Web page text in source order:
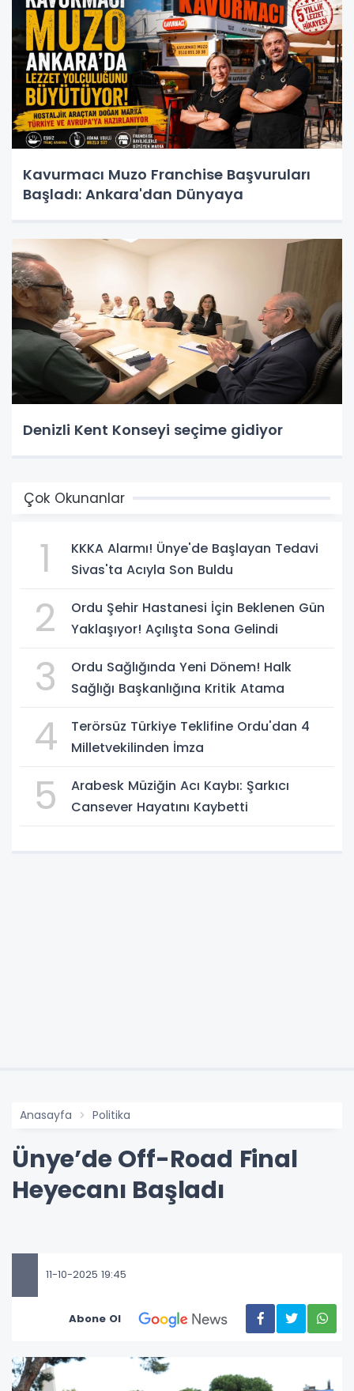
Kavurmacı Muzo Franchise Başvuruları
Başladı: Ankara'dan Dünyaya
Denizli Kent Konseyi seçime gidiyor
Çok Okunanlar
1
KKKA Alarmı! Ünye'de Başlayan Tedavi
Sivas'ta Acıyla Son Buldu
2
Ordu Şehir Hastanesi İçin Beklenen Gün
Yaklaşıyor! Açılışta Sona Gelindi
3
Ordu Sağlığında Yeni Dönem! Halk
Sağlığı Başkanlığına Kritik Atama
4
Terörsüz Türkiye Teklifine Ordu'dan 4
Milletvekilinden İmza
5
Arabesk Müziğin Acı Kaybı: Şarkıcı
Cansever Hayatını Kaybetti
Anasayfa Politika
Ünye’de Off-Road Final
Heyecanı Başladı
11-10-2025 19:45
Abone Ol